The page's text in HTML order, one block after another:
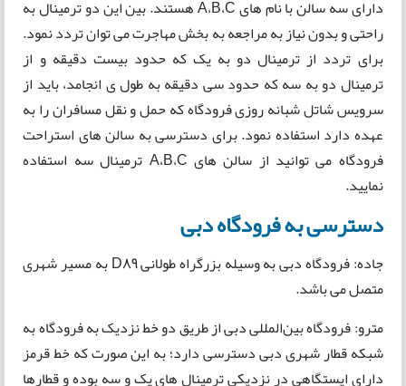
دارای سه سالن با نام های A،B،C هستند. بین این دو ترمینال به
راحتی و بدون نیاز به مراجعه به بخش مهاجرت می توان تردد نمود.
برای تردد از ترمینال دو به یک که حدود بیست دقیقه و از
ترمینال دو به سه که حدود سی دقیقه به طول ی انجامد، باید از
سرویس شاتل شبانه روزی فرودگاه که حمل و نقل مسافران را به
عهده دارد استفاده نمود. برای دسترسی به سالن های استراحت
فرودگاه می توانید از سالن های A،B،C ترمینال سه استفاده
نمایید.
دسترسی به فرودگاه دبی
جاده: فرودگاه دبی به وسیله بزرگراه طولانی D89 به مسیر شهری
متصل می باشد.
مترو: فرودگاه بین‌المللی دبی از طریق دو خط نزدیک به فرودگاه به
شبکه قطار شهری دبی دسترسی دارد؛ به این صورت که خط قرمز
دارای ایستگاهی در نزدیکی ترمینال های یک و سه بوده و قطارها